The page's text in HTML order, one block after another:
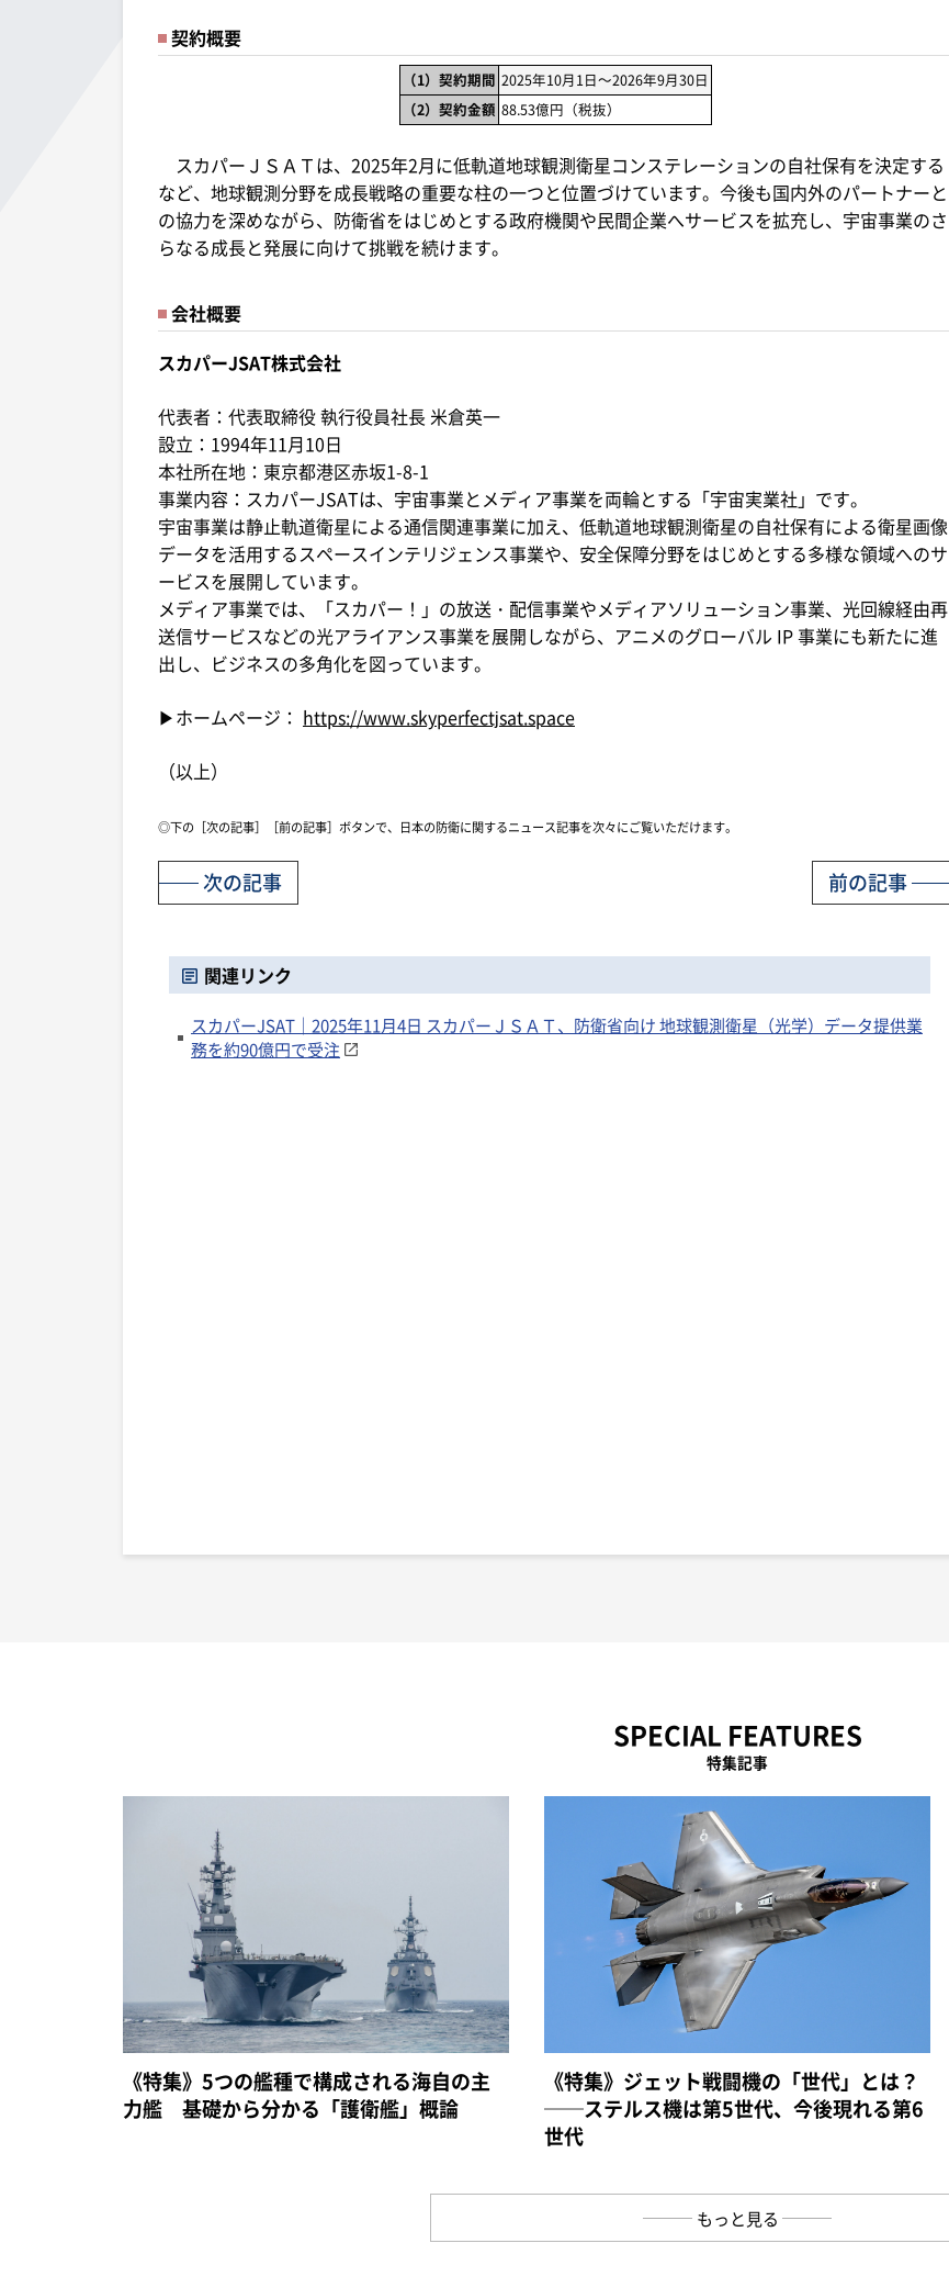
契約概要
（1）契約期間 2025年10月1日～2026年9月30日
（2）契約金額 88.53億円（税抜）
スカパーＪＳＡＴは、2025年2月に低軌道地球観測衛星コンステレーションの自社保有を決定する
など、地球観測分野を成長戦略の重要な柱の一つと位置づけています。今後も国内外のパートナーと
の協力を深めながら、防衛省をはじめとする政府機関や民間企業へサービスを拡充し、宇宙事業のさ
らなる成長と発展に向けて挑戦を続けます。
会社概要
スカパーJSAT株式会社
代表者：代表取締役 執行役員社長 米倉英一
設立：1994年11月10日
本社所在地：東京都港区赤坂1-8-1
事業内容：スカパーJSATは、宇宙事業とメディア事業を両輪とする「宇宙実業社」です。
宇宙事業は静止軌道衛星による通信関連事業に加え、低軌道地球観測衛星の自社保有による衛星画像
データを活用するスペースインテリジェンス事業や、安全保障分野をはじめとする多様な領域へのサ
ービスを展開しています。
メディア事業では、「スカパー！」の放送・配信事業やメディアソリューション事業、光回線経由再
送信サービスなどの光アライアンス事業を展開しながら、アニメのグローバル IP 事業にも新たに進
出し、ビジネスの多角化を図っています。
▶ホームページ： https://www.skyperfectjsat.space
（以上）
◎下の［次の記事］［前の記事］ボタンで、日本の防衛に関するニュース記事を次々にご覧いただけます。
前の記事
次の記事
関連リンク
スカパーJSAT｜2025年11月4日 スカパーＪＳＡＴ、防衛省向け 地球観測衛星（光学）データ提供業
務を約90億円で受注
SPECIAL FEATURES
特集記事
《特集》5つの艦種で構成される海自の主
力艦 基礎から分かる「護衛艦」概論
《特集》ジェット戦闘機の「世代」とは？
──ステルス機は第5世代、今後現れる第6
世代
もっと見る